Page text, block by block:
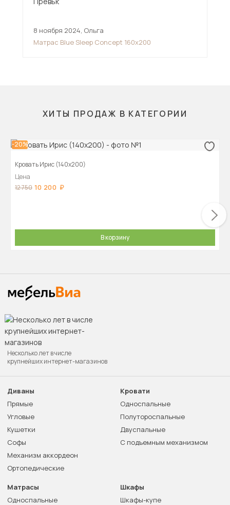
8 ноября 2024, Ольга
Матрас Blue Sleep Concept 160х200
ХИТЫ ПРОДАЖ В КАТЕГОРИИ
-20%
Кровать Ирис (140х200)
Цена
12 750 10 200
В корзину
Несколько лет в числе
крупнейших интернет-магазинов
Диваны
Прямые
Угловые
Кушетки
Софы
Механизм аккордеон
Ортопедические
Кровати
Односпальные
Полутороспальные
Двуспальные
С подъемным механизмом
Матрасы
Односпальные
Шкафы
Шкафы-купе